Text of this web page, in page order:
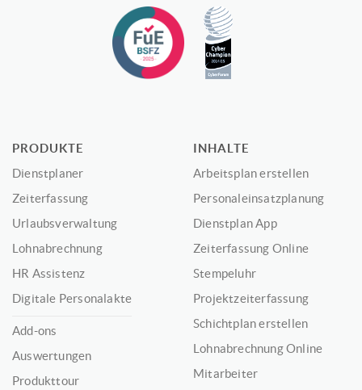
PRODUKTE
Dienstplaner
Zeiterfassung
Urlaubsverwaltung
Lohnabrechnung
HR Assistenz
Digitale Personalakte
Add-ons
Auswertungen
Produkttour
INHALTE
Arbeitsplan erstellen
Personaleinsatzplanung
Dienstplan App
Zeiterfassung Online
Stempeluhr
Projektzeiterfassung
Schichtplan erstellen
Lohnabrechnung Online
Mitarbeiter